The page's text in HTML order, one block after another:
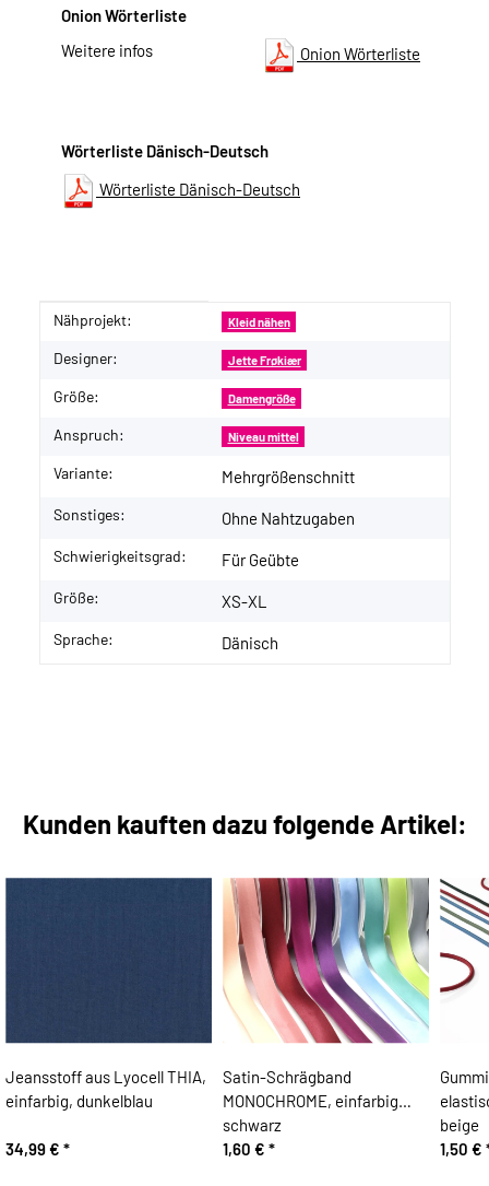
Onion Wörterliste
Weitere infos
Onion Wörterliste
Wörterliste Dänisch-Deutsch
Wörterliste Dänisch-Deutsch
Produkteigenschaft
Wert
Nähprojekt: Kleid nähen
Designer: Jette Frøkiær
Größe: Damengröße
Anspruch: Niveau mittel
Variante: Mehrgrößenschnitt
Sonstiges: Ohne Nahtzugaben
Schwierigkeitsgrad: Für Geübte
Größe: XS-XL
Sprache: Dänisch
Kunden kauften dazu folgende Artikel:
Jeansstoff aus Lyocell THIA,
einfarbig, dunkelblau
34,99 € *
Satin-Schrägband
MONOCHROME, einfarbig
schwarz
1,60 € *
beige
1,50 €